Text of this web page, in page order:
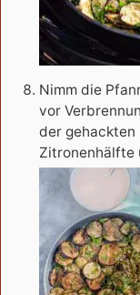
Nimm die
vor
der gehackten
Zitronenhälfte